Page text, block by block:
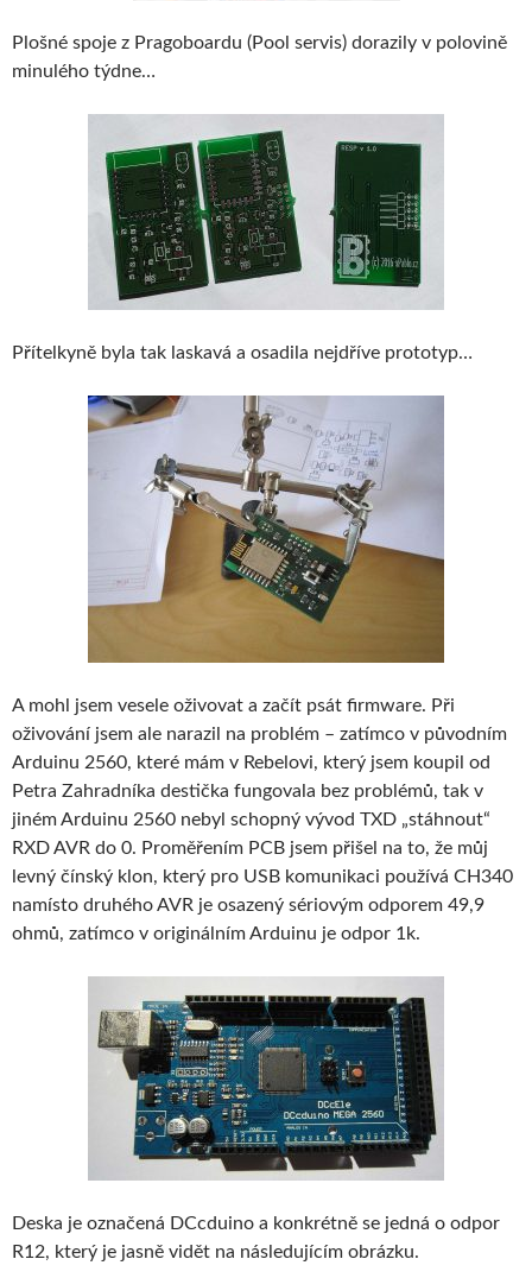
Plošné spoje z Pragoboardu (Pool servis) dorazily v polovině
minulého týdne…
Přítelkyně byla tak laskavá a osadila nejdříve prototyp…
A mohl jsem vesele oživovat a začít psát firmware. Při
oživování jsem ale narazil na problém – zatímco v původním
Arduinu 2560, které mám v Rebelovi, který jsem koupil od
Petra Zahradníka destička fungovala bez problémů, tak v
jiném Arduinu 2560 nebyl schopný vývod TXD „stáhnout“
RXD AVR do 0. Proměřením PCB jsem přišel na to, že můj
levný čínský klon, který pro USB komunikaci používá CH340
namísto druhého AVR je osazený sériovým odporem 49,9
ohmů, zatímco v originálním Arduinu je odpor 1k.
Deska je označená DCcduino a konkrétně se jedná o odpor
R12, který je jasně vidět na následujícím obrázku.